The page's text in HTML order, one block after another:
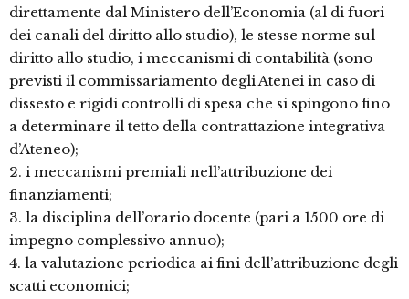
direttamente dal Ministero dell’Economia (al di fuori
dei canali del diritto allo studio), le stesse norme sul
diritto allo studio, i meccanismi di contabilità (sono
previsti il commissariamento degli Atenei in caso di
dissesto e rigidi controlli di spesa che si spingono fino
a determinare il tetto della contrattazione integrativa
d’Ateneo);
2. i meccanismi premiali nell’attribuzione dei
finanziamenti;
3. la disciplina dell’orario docente (pari a 1500 ore di
impegno complessivo annuo);
4. la valutazione periodica ai fini dell’attribuzione degli
scatti economici;